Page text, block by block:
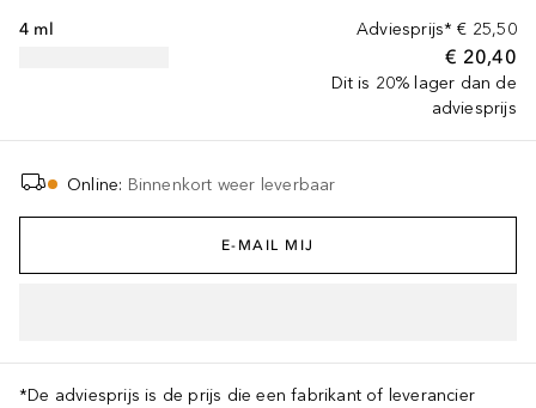
Adviesprijs* € 25,50
€ 20,40
Dit is 20% lager dan de
adviesprijs
4 ml
Online: Binnenkort weer leverbaar
E-MAIL MIJ
*De adviesprijs is de prijs die een fabrikant of leverancier